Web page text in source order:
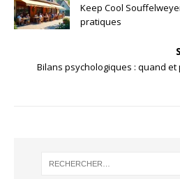
Keep Cool
pratiques
Bilans psychologiques : quand